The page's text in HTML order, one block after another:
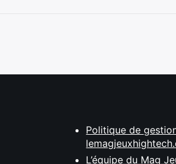
Politique de
L’équipe du Mag